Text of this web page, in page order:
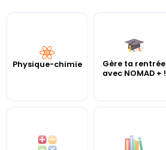
Physique-chimie
Gère ta rentrée
avec NOMAD + !